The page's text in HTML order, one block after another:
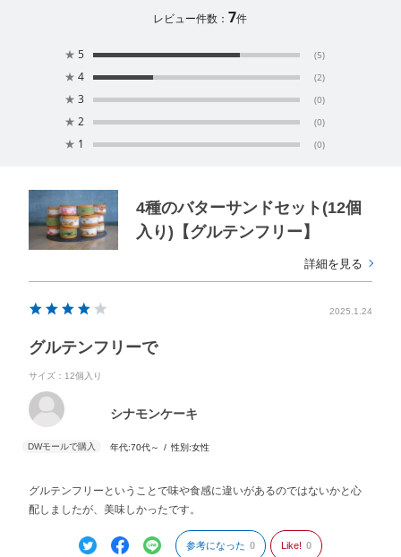
レビュー件数：7件
★ 5 (5)
★ 4 (2)
★ 3 (0)
★ 2 (0)
★ 1 (0)
4種のバターサンドセット(12個
入り)【グルテンフリー】
詳細を見る
2025.1.24
グルテンフリーで
サイズ：12個入り
シナモンケーキ
年代:70代～ 性別:女性
グルテンフリーということで味や食感に違いがあるのではないかと心
配しましたが、美味しかったです。
参考になった 0 Like! 0